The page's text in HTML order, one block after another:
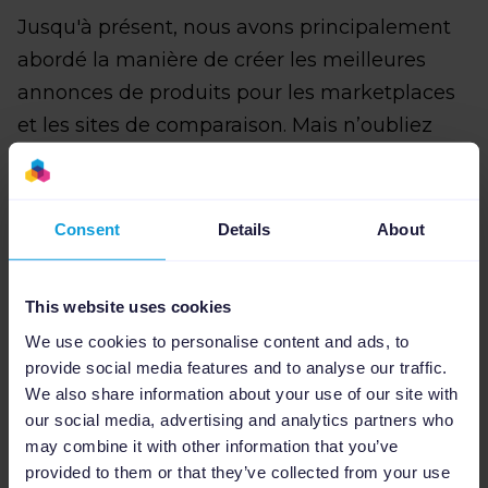
Consent Details About
This website uses cookies
We use cookies to personalise content and ads, to
provide social media features and to analyse our traffic.
We also share information about your use of our site with
our social media, advertising and analytics partners who
may combine it with other information that you’ve
provided to them or that they’ve collected from your use
Jusqu'à présent, nous avons principalement
abordé la manière de créer les meilleures
annonces de produits pour les marketplaces
et les sites de comparaison. Mais n’oubliez
pas le retargeting dans votre stratégie
multicanal ! Les intégrateurs de flux e-
commerce peuvent vous aider à créer des
flux pour les plateformes affiliées et, en fin de
site e-commerce et achète un appareil photo.
Avec l'aide de plateformes d'affiliation ou de
réseaux display, vous pourrez cibler ce
visiteur après son achat avec des publicités